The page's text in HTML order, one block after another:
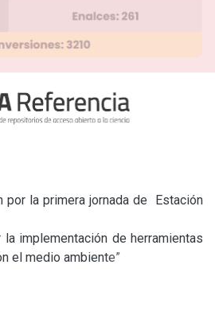
por la primera jornada de  Estación
la implementación de herramientas
el medio ambiente”
el IV Congreso Bonaerense de
universitarios para las Becas